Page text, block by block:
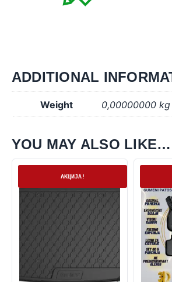
ADDITIONAL
Weight 0,00000000 kg
YOU MAY ALSO LIKE…
АКЦИЈА!